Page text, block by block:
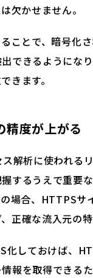
立ち資料
ント
ム
欠かせません。
ことで、暗号化
できるようにな
きます。
精度が上がる
解析に使われる
するうえで重要
場合、HTTPSサ
正確な流入元の
化しておけば、
報を取得できる